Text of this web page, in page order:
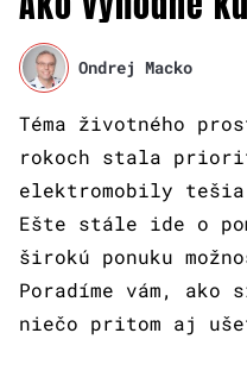
Ondrej Macko
Téma životného
rokoch stala
elektromobily
Ešte stále ide o
širokú ponuku
Poradíme vám,
niečo pritom aj